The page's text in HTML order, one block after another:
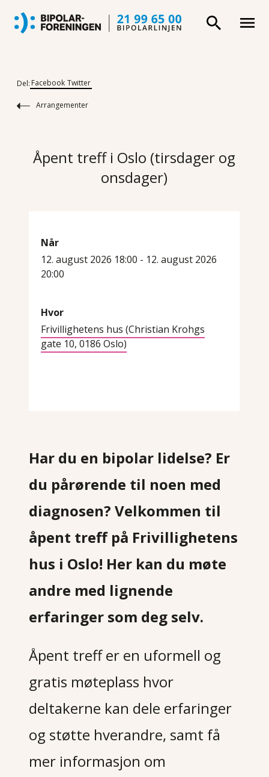
Del: Facebook Twitter
Arrangementer
Åpent treff i Oslo (tirsdager og
onsdager)
Når
12. august 2026 18:00 - 12. august 2026
20:00
Hvor
Frivillighetens hus (Christian Krohgs
gate 10, 0186 Oslo)
Har du en bipolar lidelse? Er
du pårørende til noen med
diagnosen? Velkommen til
åpent treff på Frivillighetens
hus i Oslo! Her kan du møte
andre med lignende
erfaringer som deg selv.
Åpent treff er en uformell og
gratis møteplass hvor
deltakerne kan dele erfaringer
og støtte hverandre, samt få
mer informasjon om